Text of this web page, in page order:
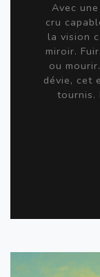
Avec
cru
la vision
miroir.
ou
dévie, cet
tournis.